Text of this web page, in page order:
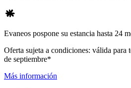
Evaneos pospone su estancia hasta 24
Oferta sujeta a condiciones: válida para
de septiembre*
Más información